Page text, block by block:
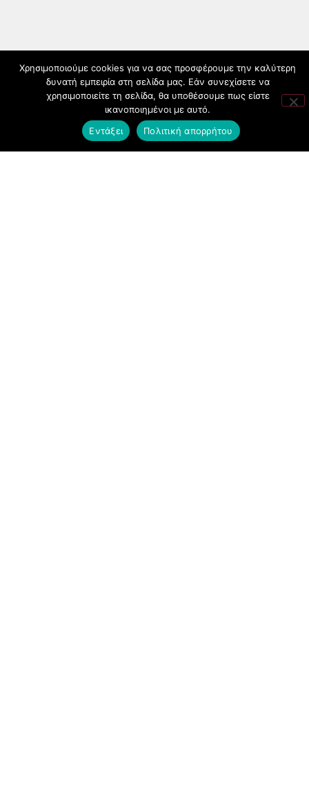
Χρησιμοποιούμε cookies για να σας προσφέρουμε την καλύτερη
δυνατή εμπειρία στη σελίδα μας. Εάν συνεχίσετε να
χρησιμοποιείτε τη σελίδα, θα υποθέσουμε πως είστε
ικανοποιημένοι με αυτό.
Εντάξει
Πολιτική απορρήτου